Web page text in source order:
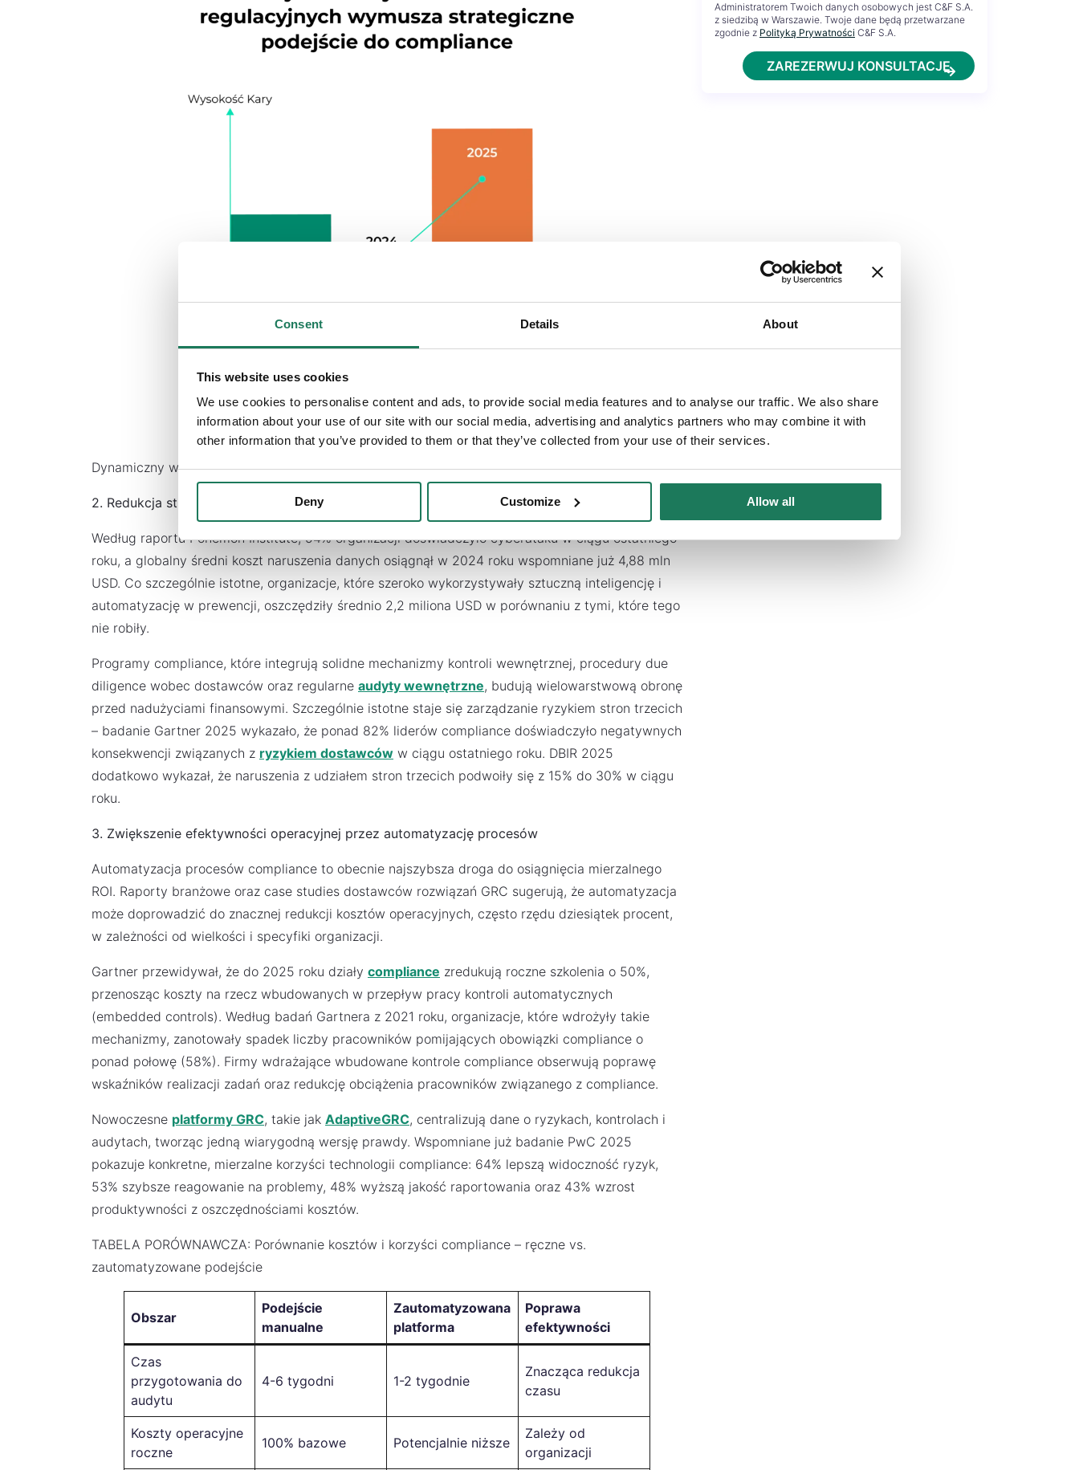
Consent Details About
This website uses cookies
We use cookies to personalise content and ads, to provide social media features and to analyse our traffic. We also share
information about your use of our site with our social media, advertising and analytics partners who may combine it with
other information that you’ve provided to them or that they’ve collected from your use of their services.
Deny Customize Allow all
Dynamiczny wzrost kar regulacyjnych wymusza strategiczne podejście do compliance
2. Redukcja strat wynikających z oszustw i incydentów bezpieczeństwa
Według raportu Ponemon Institute, 54% organizacji doświadczyło cyberataku w ciągu ostatniego
roku, a globalny średni koszt naruszenia danych osiągnął w 2024 roku wspomniane już 4,88 mln
USD. Co szczególnie istotne, organizacje, które szeroko wykorzystywały sztuczną inteligencję i
automatyzację w prewencji, oszczędziły średnio 2,2 miliona USD w porównaniu z tymi, które tego
nie robiły.
Programy compliance, które integrują solidne mechanizmy kontroli wewnętrznej, procedury due
diligence wobec dostawców oraz regularne audyty wewnętrzne, budują wielowarstwową obronę
przed nadużyciami finansowymi. Szczególnie istotne staje się zarządzanie ryzykiem stron trzecich
– badanie Gartner 2025 wykazało, że ponad 82% liderów compliance doświadczyło negatywnych
konsekwencji związanych z ryzykiem dostawców w ciągu ostatniego roku. DBIR 2025
dodatkowo wykazał, że naruszenia z udziałem stron trzecich podwoiły się z 15% do 30% w ciągu
roku.
3. Zwiększenie efektywności operacyjnej przez automatyzację procesów
Automatyzacja procesów compliance to obecnie najszybsza droga do osiągnięcia mierzalnego
ROI. Raporty branżowe oraz case studies dostawców rozwiązań GRC sugerują, że automatyzacja
może doprowadzić do znacznej redukcji kosztów operacyjnych, często rzędu dziesiątek procent,
w zależności od wielkości i specyfiki organizacji.
Gartner przewidywał, że do 2025 roku działy compliance zredukują roczne szkolenia o 50%,
przenosząc koszty na rzecz wbudowanych w przepływ pracy kontroli automatycznych
(embedded controls). Według badań Gartnera z 2021 roku, organizacje, które wdrożyły takie
mechanizmy, zanotowały spadek liczby pracowników pomijających obowiązki compliance o
ponad połowę (58%). Firmy wdrażające wbudowane kontrole compliance obserwują poprawę
wskaźników realizacji zadań oraz redukcję obciążenia pracowników związanego z compliance.
Nowoczesne platformy GRC, takie jak AdaptiveGRC, centralizują dane o ryzykach, kontrolach i
audytach, tworząc jedną wiarygodną wersję prawdy. Wspomniane już badanie PwC 2025
pokazuje konkretne, mierzalne korzyści technologii compliance: 64% lepszą widoczność ryzyk,
53% szybsze reagowanie na problemy, 48% wyższą jakość raportowania oraz 43% wzrost
produktywności z oszczędnościami kosztów.
TABELA PORÓWNAWCZA: Porównanie kosztów i korzyści compliance – ręczne vs.
zautomatyzowane podejście
Obszar
Podejście
manualne
Zautomatyzowana
platforma
Poprawa
efektywności
Czas
przygotowania do
audytu
4-6 tygodni 1-2 tygodnie
Znacząca redukcja
czasu
Koszty operacyjne
roczne
100% bazowe Potencjalnie niższe
Zależy od
organizacji
Administratorem Twoich danych osobowych jest C&F S.A.
z siedzibą w Warszawie. Twoje dane będą przetwarzane
zgodnie z Polityką Prywatności C&F S.A.
ZAREZERWUJ KONSULTACJĘ